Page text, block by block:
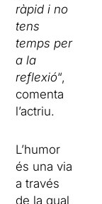
ràpid i no
tens
temps per
a la
reflexió“,
comenta
l’actriu.
L’humor
és una via
a través
de la qual